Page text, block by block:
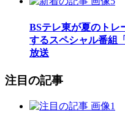
BSテレ東が夏のトレ
するスペシャル番組
放送
注目の記事